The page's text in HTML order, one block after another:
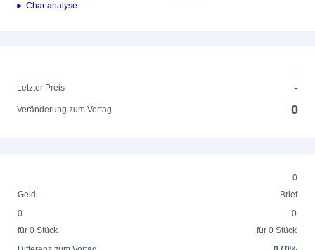
► Chartanalyse
-
Letzter Preis
-
Veränderung zum Vortag 0
0
Geld
Brief
0
für 0 Stück
0
für 0 Stück